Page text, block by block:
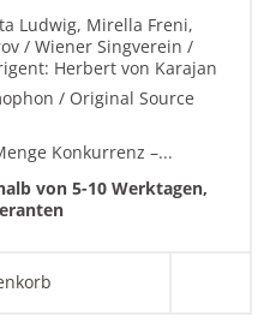
Ludwig, Mirella Freni,
/ Wiener Singverein /
Herbert von Karajan
/ Original Source
Konkurrenz –...
von 5-10 Werktagen,